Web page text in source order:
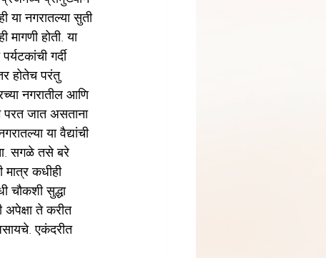
या नगरातल्या सुती
मागणी होती. या
गर्दी
होतेच परंतु
नगरातील आणि
परत जात असताना
या वैद्यांची
सगळे तसे बरे
मात्र कधीही
चौकशी सुद्धा
अपेक्षा ते करीत
एकंदरीत